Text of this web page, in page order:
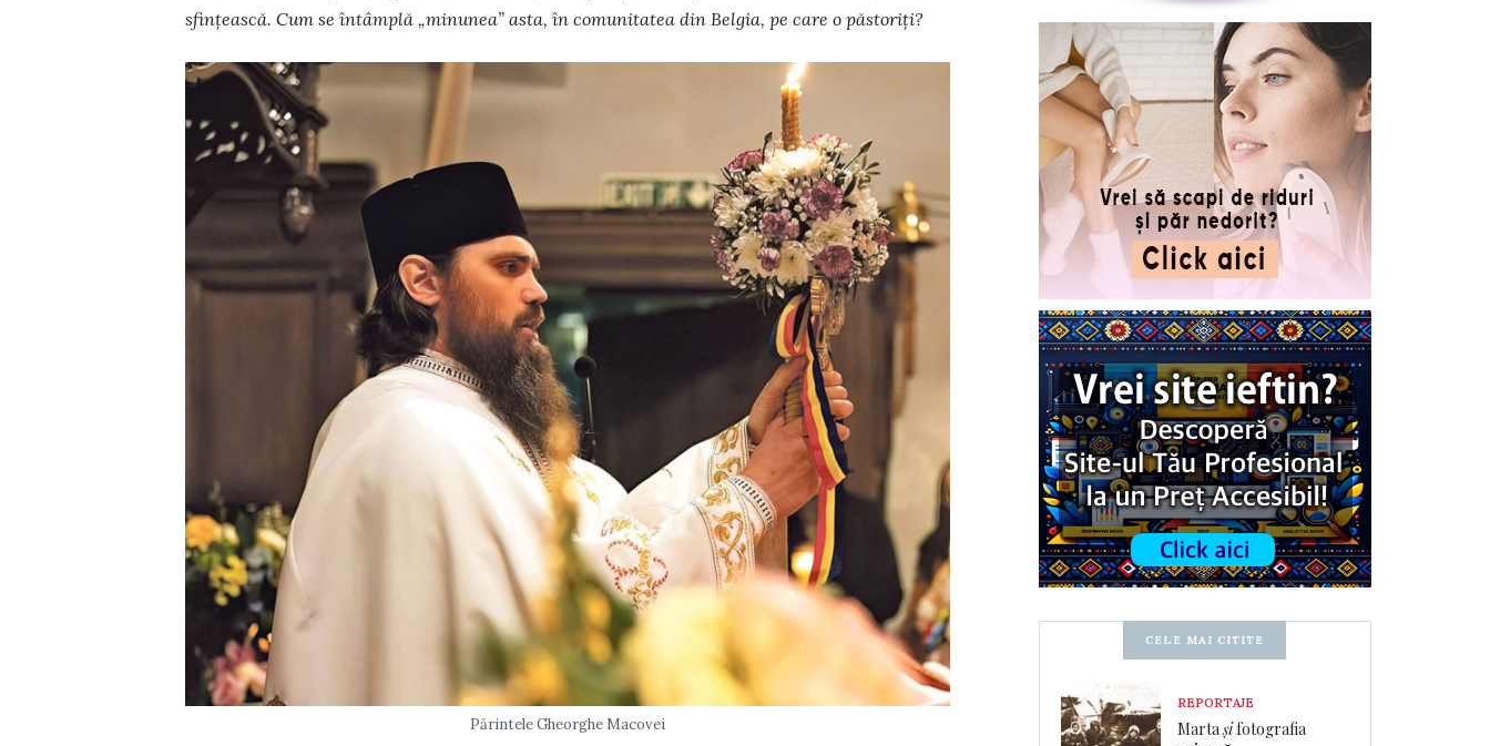
sfințească. Cum se întâmplă „minunea” asta, în comunitatea din Belgia, pe care o păstoriți?
Părintele Gheorghe Macovei
CELE MAI CITITE
REPORTAJE
Martașifotografia